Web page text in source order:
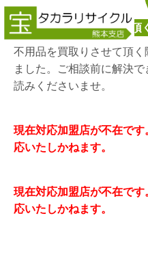
不用品買取でよく頂
不用品を買取りさせて頂
ました。ご相談前に解決
読みくださいませ。
現在対応加盟店が不在で
応いたしかねます。
現在対応加盟店が不在で
応いたしかねます。